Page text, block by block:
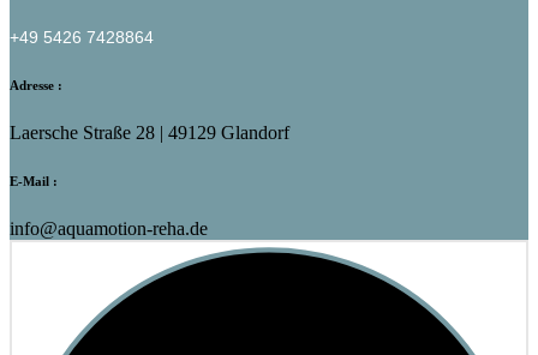
+49 5426 7428864
Adresse :
Laersche Straße 28 | 49129 Glandorf
E-Mail :
info@aquamotion-reha.de